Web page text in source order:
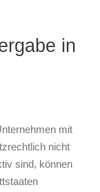
in
mit
nicht
sind, können